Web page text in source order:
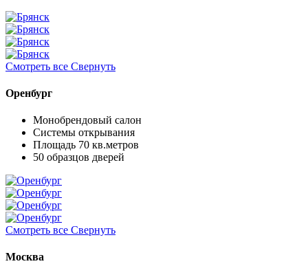
Смотреть все Свернуть
Оренбург
Монобрендовый салон
Системы открывания
Площадь 70 кв.метров
50 образцов дверей
Смотреть все Свернуть
Москва